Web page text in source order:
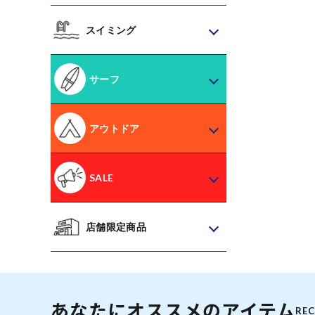
スイミング
サーフ
アウトドア
SALE
店舗限定商品